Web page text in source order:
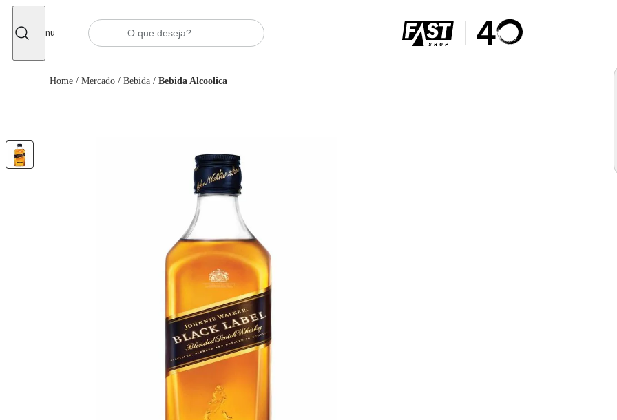
Menu
Home / Mercado / Bebida / Bebida Alcoolica